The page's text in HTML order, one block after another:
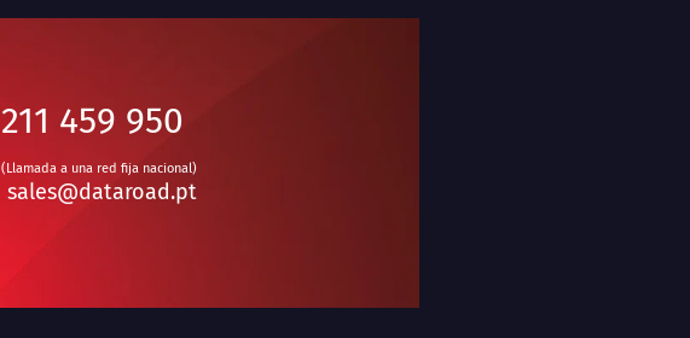
211 459 950
(Llamada a una red fija nacional)
sales@dataroad.pt